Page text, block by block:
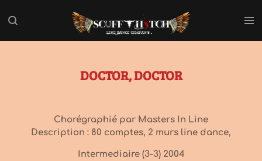
au
DOCTOR, DOCTOR
Chorégraphié par Masters In Line
Description : 80 comptes, 2 murs line dance,
Intermediaire (3-3) 2004